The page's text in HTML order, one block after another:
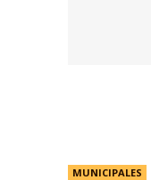
MUNICIPALES